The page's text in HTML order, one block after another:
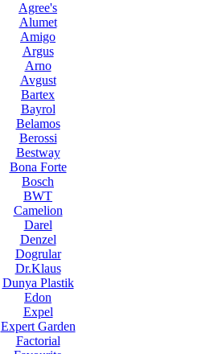
Agree's
Alumet
Amigo
Argus
Arno
Avgust
Bartex
Bayrol
Belamos
Berossi
Bestway
Bona Forte
Bosch
BWT
Camelion
Darel
Denzel
Dogrular
Dr.Klaus
Dunya Plastik
Edon
Expel
Expert Garden
Factorial